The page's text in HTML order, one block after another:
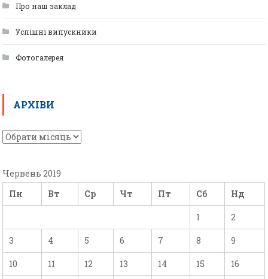
Про наш заклад
Успішні випускники
Фотогалерея
АРХІВИ
Червень 2019
Пн
Вт Ср Чт Пт Сб Нд
1 2
3 4 5 6 7 8 9
10 11 12 13 14 15 16